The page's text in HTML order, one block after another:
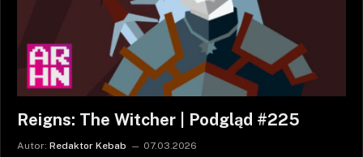
Reigns: The Witcher | Podgląd #225
Autor: Redaktor Kebab 07.03.2026